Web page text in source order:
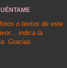
o textos de este
indica la
Gracias.